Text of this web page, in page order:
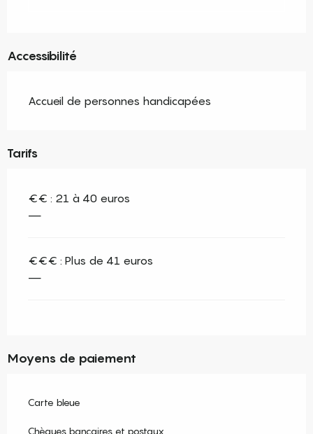
Accessibilité
Accueil de personnes handicapées
Tarifs
€€ : 21 à 40 euros
—
€€€ : Plus de 41 euros
—
Moyens de paiement
Carte bleue
Chèques bancaires et postaux